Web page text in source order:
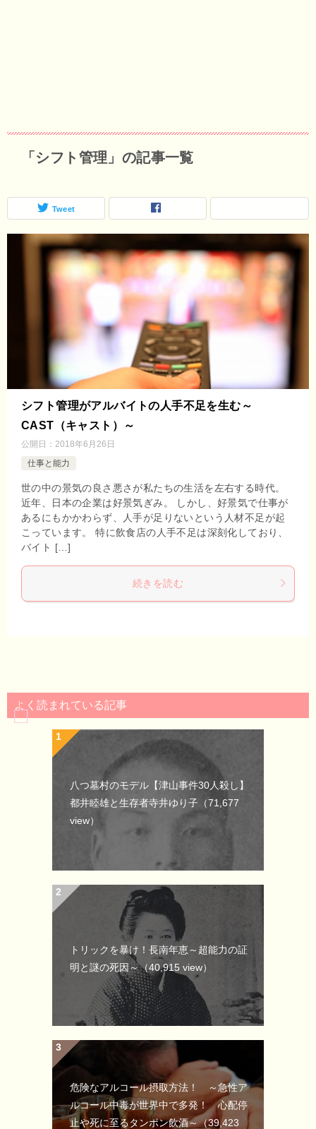
「シフト管理」の記事一覧
Tweet
シフト管理がアルバイトの人手不足を生む～
CAST（キャスト）～
公開日： 2018年6月26日
仕事と能力
世の中の景気の良さ悪さが私たちの生活を左右する時代。
近年、日本の企業は好景気ぎみ。 しかし、好景気で仕事が
あるにもかかわらず、人手が足りないという人材不足が起
こっています。 特に飲食店の人手不足は深刻化しており、
バイト […]
続きを読む
よく読まれている記事
八つ墓村のモデル【津山事件30人殺し】
都井睦雄と生存者寺井ゆり子 （71,677
view）
トリックを暴け！長南年恵～超能力の証
明と謎の死因～（40,915 view）
危険なアルコール摂取方法！ ～急性ア
ルコール中毒が世界中で多発！ 心配停
止や死に至るタンポン飲酒～（39,423